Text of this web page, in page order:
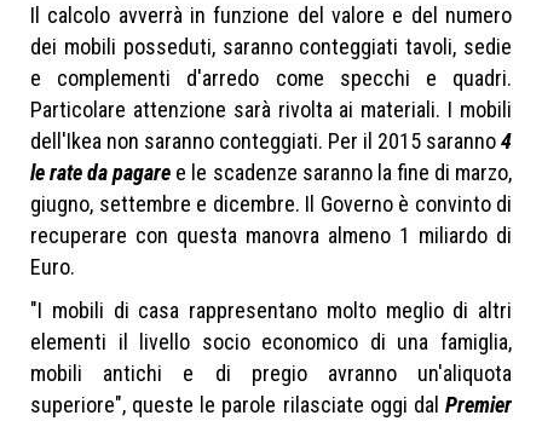
Il calcolo avverrà in funzione del valore e del numero
dei mobili posseduti, saranno conteggiati tavoli, sedie
e complementi d'arredo come specchi e quadri.
Particolare attenzione sarà rivolta ai materiali. I mobili
dell'Ikea non saranno conteggiati. Per il 2015 saranno4
le rate da pagare e le scadenze saranno la fine di marzo,
giugno, settembre e dicembre. Il Governo è convinto di
recuperare con questa manovra almeno 1 miliardo di
Euro.
"I mobili di casa rappresentano molto meglio di altri
elementi il livello socio economico di una famiglia,
mobili antichi e di pregio avranno un'aliquota
superiore", queste le parole rilasciate oggi dal Premier